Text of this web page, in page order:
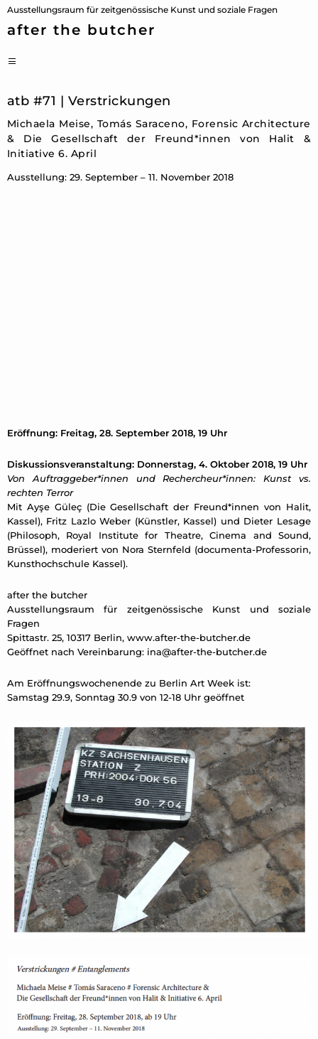
Ausstellungsraum für zeitgenössische Kunst und soziale Fragen
after the butcher
Zum
Inhalt
atb #71 | Verstrickungen
Michaela Meise, Tomás Saraceno, Forensic Architecture
& Die Gesellschaft der Freund*innen von Halit &
Initiative 6. April
Ausstellung: 29. September – 11. November 2018
Eröffnung: Freitag, 28. September 2018, 19 Uhr
Diskussionsveranstaltung: Donnerstag, 4. Oktober 2018, 19 Uhr
Von Auftraggeber*innen und Rechercheur*innen: Kunst vs.
rechten Terror
Mit Ayşe Güleç (Die Gesellschaft der Freund*innen von Halit,
Kassel), Fritz Lazlo Weber (Künstler, Kassel) und Dieter Lesage
(Philosoph, Royal Institute for Theatre, Cinema and Sound,
Brüssel), moderiert von Nora Sternfeld (documenta-Professorin,
Kunsthochschule Kassel).
after the butcher
Ausstellungsraum für zeitgenössische Kunst und soziale
Fragen
Spittastr. 25, 10317 Berlin, www.after-the-butcher.de
Geöffnet nach Vereinbarung: ina@after-the-butcher.de
Am Eröffnungswochenende zu Berlin Art Week ist:
Samstag 29.9, Sonntag 30.9 von 12-18 Uhr geöffnet